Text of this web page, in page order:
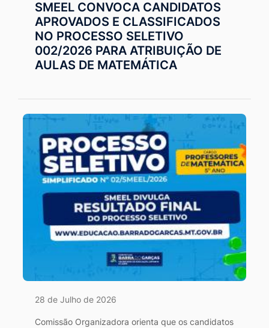
SMEEL CONVOCA CANDIDATOS
APROVADOS E CLASSIFICADOS
NO PROCESSO SELETIVO
002/2026 PARA ATRIBUIÇÃO DE
AULAS DE MATEMÁTICA
28 de Julho de 2026
Comissão Organizadora orienta que os candidatos